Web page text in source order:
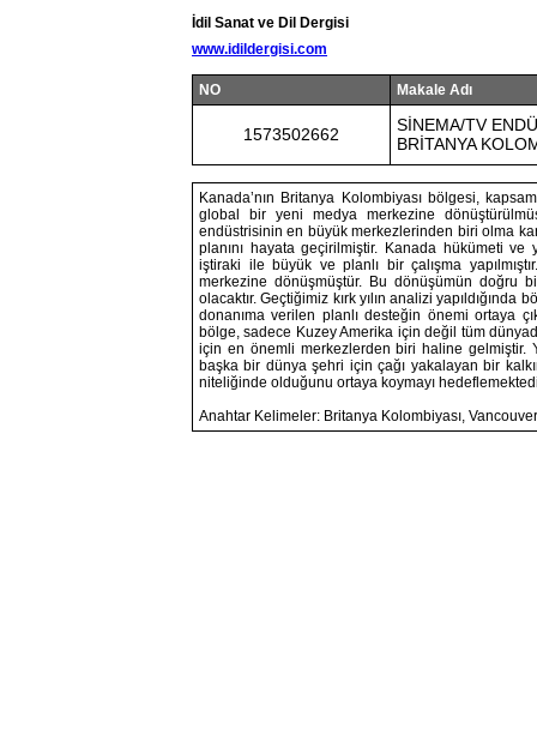
İdil Sanat ve Dil Dergisi
www.idildergisi.com
NO Makale Adı
1573502662
SİNEMA/TV
BRİTANYA
Kanada’nın Britanya Kolombiyası bölgesi,
global bir yeni medya merkezine
endüstrisinin en büyük merkezlerinden biri olma
planını hayata geçirilmiştir. Kanada hükümeti
iştiraki ile büyük ve planlı bir çalışma
merkezine dönüşmüştür. Bu dönüşümün doğru
olacaktır. Geçtiğimiz kırk yılın analizi
donanıma verilen planlı desteğin önemi ortaya
bölge, sadece Kuzey Amerika için değil tüm
için en önemli merkezlerden biri haline gelmiştir.
başka bir dünya şehri için çağı yakalayan bir
niteliğinde olduğunu ortaya koymayı
Anahtar Kelimeler: Britanya Kolombiyası,